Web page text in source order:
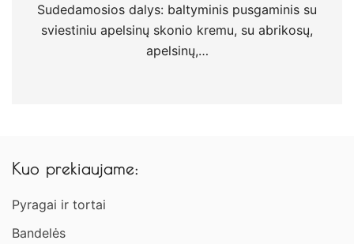
Sudedamosios dalys: baltyminis pusgaminis su
sviestiniu apelsinų skonio kremu, su abrikosų,
apelsinų,…
Kuo prekiaujame:
Pyragai ir tortai
Bandelės